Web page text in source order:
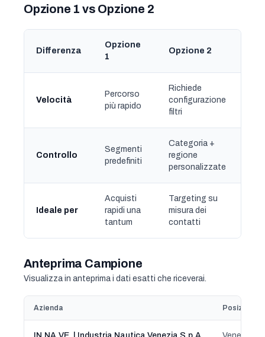
Opzione 1 vs Opzione 2
Differenza
Opzione
1
Opzione 2
Velocità
Percorso
più rapido
Richiede
configurazione
filtri
Controllo
Segmenti
predefiniti
Categoria +
regione
personalizzate
Ideale per
Acquisti
rapidi una
tantum
Targeting su
misura dei
contatti
Anteprima Campione
Visualizza in anteprima i dati esatti che riceverai.
Azienda Posizione